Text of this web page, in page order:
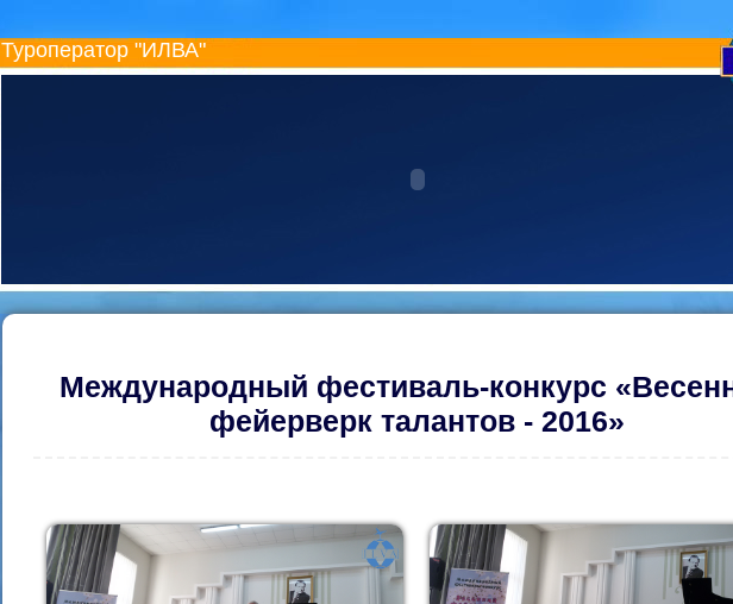
Туроператор "ИЛВА"
Международный фестиваль-конкурс
фейерверк талантов - 2016»